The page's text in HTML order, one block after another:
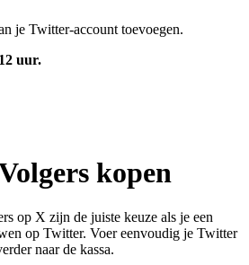
je Twitter-account toevoegen.
uur.
kopen
op X zijn de juiste keuze als je een
op Twitter. Voer eenvoudig je Twitter
naar de kassa.